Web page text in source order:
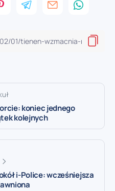
koniec jednego
kolejnych
i-Police: wcześniejsza